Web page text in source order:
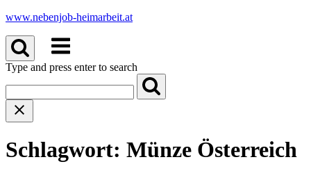
Skip
content
www.nebenjob-heimarbeit.at
Menu
Type and press enter to search
Schlagwort: Münze Österreich